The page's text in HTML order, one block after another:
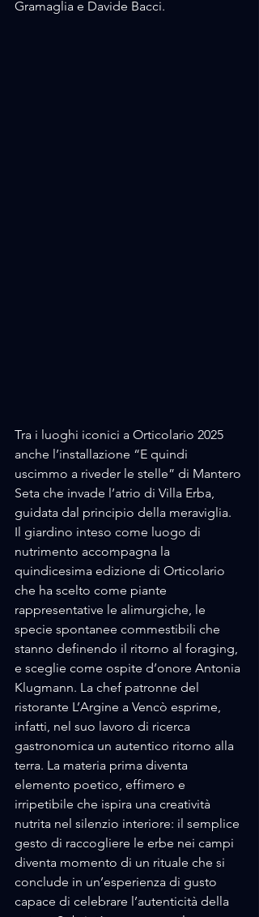
Gramaglia e Davide Bacci.
Tra i luoghi iconici a Orticolario 2025
anche l’installazione “E quindi
uscimmo a riveder le stelle” di Mantero
Seta che invade l’atrio di Villa Erba,
guidata dal principio della meraviglia.
Il giardino inteso come luogo di
nutrimento accompagna la
quindicesima edizione di Orticolario
che ha scelto come piante
rappresentative le alimurgiche, le
specie spontanee commestibili che
stanno definendo il ritorno al foraging,
e sceglie come ospite d’onore Antonia
Klugmann. La chef patronne del
ristorante L’Argine a Vencò esprime,
infatti, nel suo lavoro di ricerca
gastronomica un autentico ritorno alla
terra. La materia prima diventa
elemento poetico, effimero e
irripetibile che ispira una creatività
nutrita nel silenzio interiore: il semplice
gesto di raccogliere le erbe nei campi
diventa momento di un rituale che si
conclude in un’esperienza di gusto
capace di celebrare l’autenticità della